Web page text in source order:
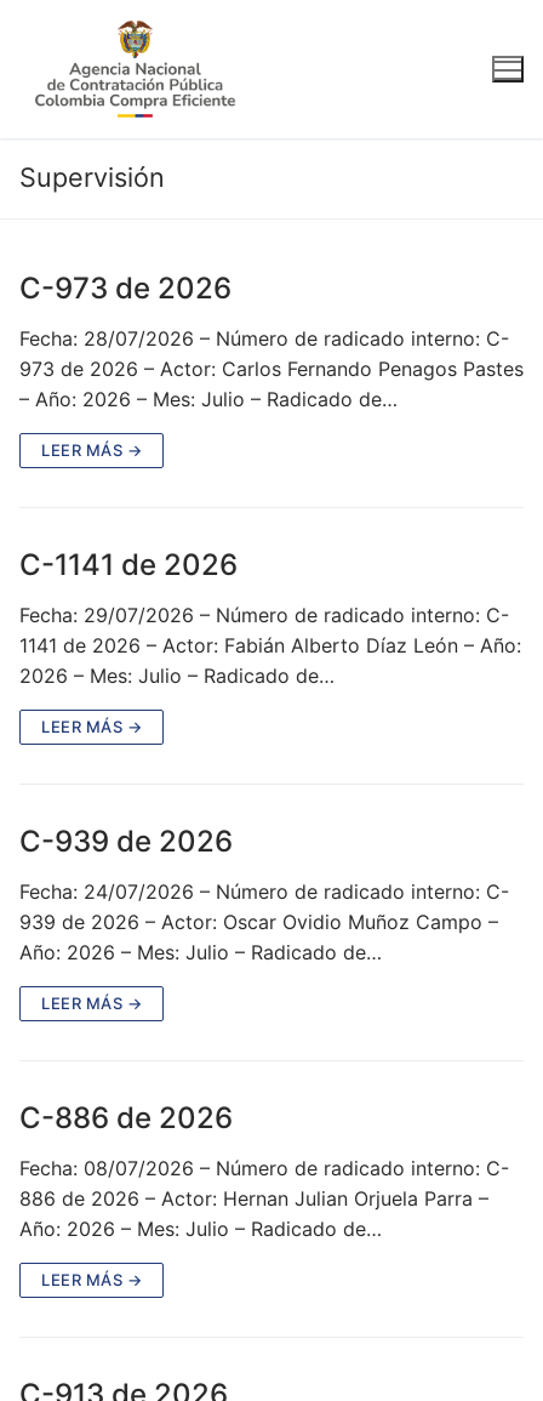
contenido
Supervisión
C-973 de 2026
Fecha: 28/07/2026 – Número de radicado interno: C-
973 de 2026 – Actor: Carlos Fernando Penagos Pastes
– Año: 2026 – Mes: Julio – Radicado de…
LEER MÁS →
C-1141 de 2026
Fecha: 29/07/2026 – Número de radicado interno: C-
1141 de 2026 – Actor: Fabián Alberto Díaz León – Año:
2026 – Mes: Julio – Radicado de…
LEER MÁS →
C-939 de 2026
Fecha: 24/07/2026 – Número de radicado interno: C-
939 de 2026 – Actor: Oscar Ovidio Muñoz Campo –
Año: 2026 – Mes: Julio – Radicado de…
LEER MÁS →
C-886 de 2026
Fecha: 08/07/2026 – Número de radicado interno: C-
886 de 2026 – Actor: Hernan Julian Orjuela Parra –
Año: 2026 – Mes: Julio – Radicado de…
LEER MÁS →